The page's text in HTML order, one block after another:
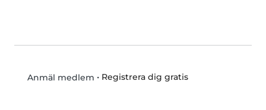
Anmäl medlem • Registrera dig gratis